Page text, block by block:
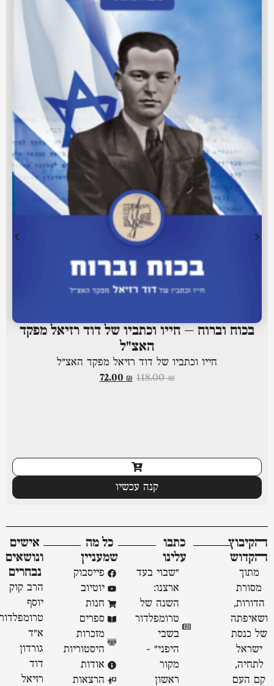
בכוח וברוח – חייו וכתביו של דוד רזיאל מפקד
האצ"ל
חייו וכתביו של דוד רזיאל מפקד האצ"ל
118.00₪
72.00 ₪
קנה עכשיו
ﬣקיבוץ
ﬣקדוש
מתוך
מסורת
הדורות,
ושאיפתה
של כנסת
ישראל
לתחיה,
קם העם
כתבו
עלינו
"שבוי בעד
ארצנו:
השנה של
טרומפלדור
בשבי
היפני" -
מקור
ראשון
כל מה
שמעניין
פייסבוק
יוטיוב
חנות
ספרים
מזכרות
היסטוריות
אודות
הרצאות
אישים
ונושאים
נבחרים
הרב קוק
יוסף
טרומפלדור
א״ד
גורדון
דוד
רזיאל